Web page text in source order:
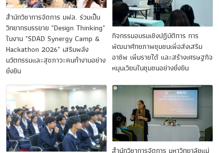
สำนักวิชาการจัดการ มฟล. ร่วมเป็น
วิทยากรบรรยาย "Design Thinking"
ในงาน "SDAD Synergy Camp &
Hackathon 2026" เสริมพลัง
นวัตกรรมและสุขภาวะคนทำงานอย่าง
ยั่งยืน
กิจกรรมอบรมเชิงปฏิบัติการ การ
พัฒนาศักยภาพชุมชนเพื่อส่งเสริม
อาชีพ เพิ่มรายได้ และสร้างเศรษฐกิจ
หมุนเวียนในชุมชนอย่างยั่งยืน